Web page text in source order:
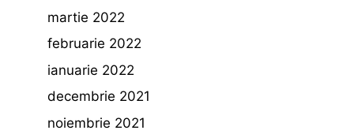
martie 2022
februarie 2022
ianuarie 2022
decembrie 2021
noiembrie 2021